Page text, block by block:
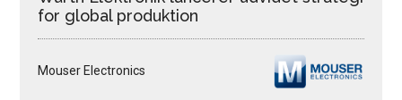
for global produktion
Mouser Electronics